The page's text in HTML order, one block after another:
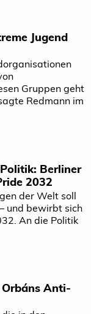
Jugend
Gruppen geht
Redmann im
Berliner
2032
der Welt soll
und bewirbt sich
An die Politik
Anti-